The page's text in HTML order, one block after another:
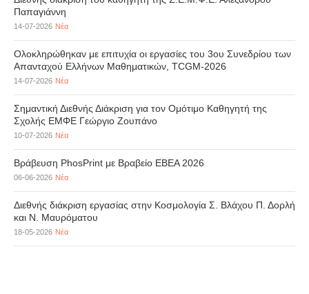
Παπαγιάννη
14-07-2026 Νέα
Ολοκληρώθηκαν με επιτυχία οι εργασίες του 3ου Συνεδρίου των
Απανταχού Ελλήνων Μαθηματικών, TCGM-2026
14-07-2026 Νέα
Σημαντική Διεθνής Διάκριση για τον Ομότιμο Καθηγητή της
Σχολής ΕΜΦΕ Γεώργιο Ζουπάνο
10-07-2026 Νέα
Βράβευση PhosPrint με Βραβείο ΕΒΕΑ 2026
06-06-2026 Νέα
Διεθνής διάκριση εργασίας στην Κοσμολογία Σ. Βλάχου Π. Δορλή
και Ν. Μαυρόματου
18-05-2026 Νέα